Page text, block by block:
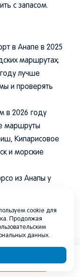
с запасом.
в Анапе в 2025
маршрутах;
лучше
и проверять
в 2026 году
маршруты
Кипарисовое
и морские
из Анапы у
теплохода и
проверять
цены на 2026 год
cookie для
Продолжая
данных.